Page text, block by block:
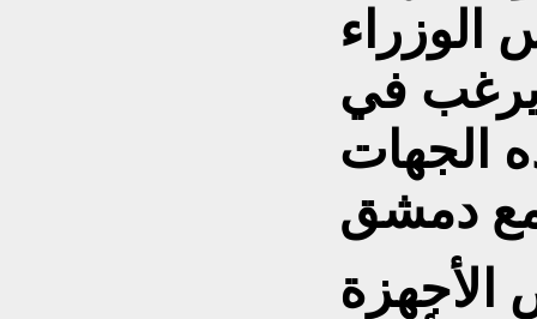
الوزراء
يرغب في
الجهات
الأجهزة